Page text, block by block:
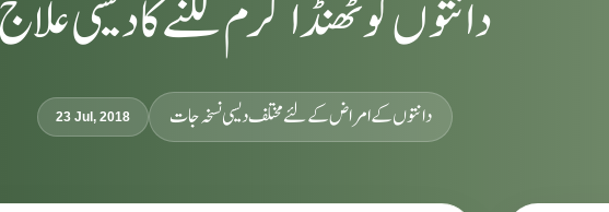
دانتوں کو ٹھنڈا گرم لگنے کا دیسی
23 Jul, 2018 دانتوں کے امراض کےلئے مختلف دیسی نسخہ جات